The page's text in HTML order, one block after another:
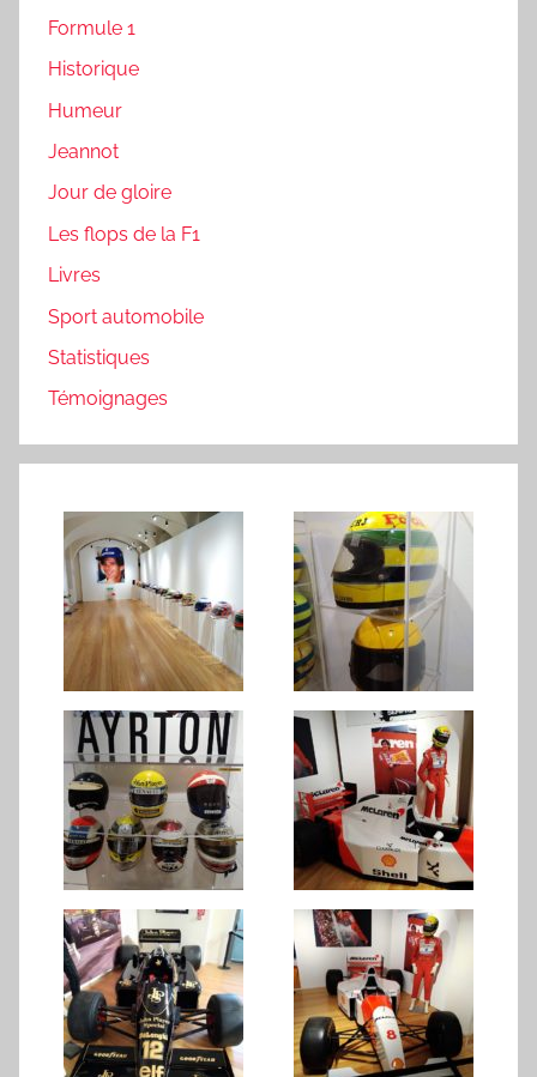
Formule 1
Historique
Humeur
Jeannot
Jour de gloire
Les flops de la F1
Livres
Sport automobile
Statistiques
Témoignages